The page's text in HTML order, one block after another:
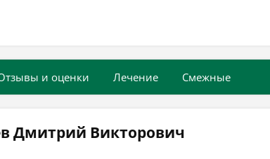
и оценки Лечение Смежные
Дмитрий Викторович